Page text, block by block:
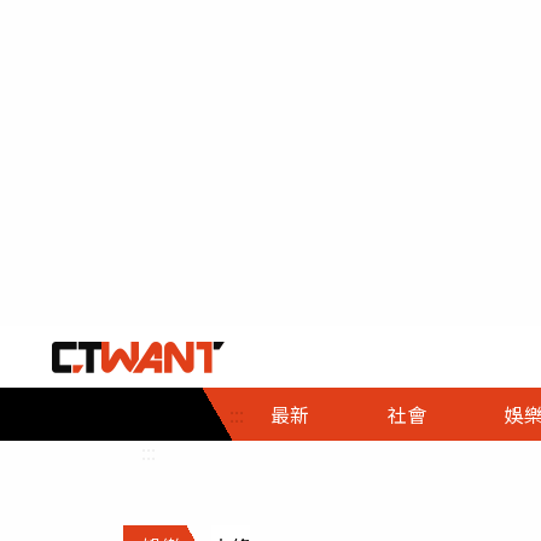
::: 最新 社會
社會首頁
時事
調查
娛樂
娛樂首頁
即時
財經首頁
熱線
政